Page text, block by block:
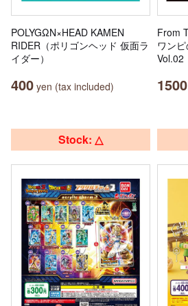
POLYGΩN×HEAD KAMEN
RIDER（ポリゴンヘッド 仮面ラ
イダー）
400 yen (tax included)
From
ワン
Vol.02
1500
Stock: △